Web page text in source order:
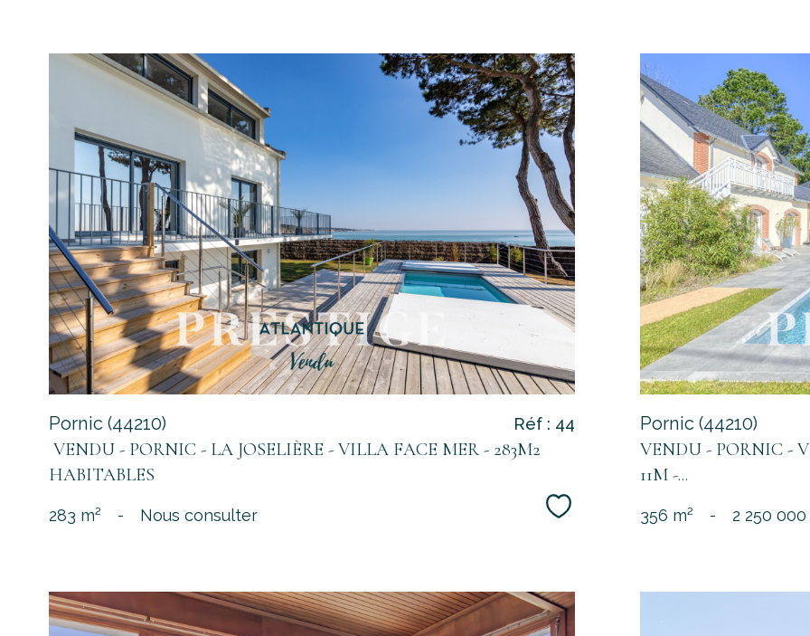
voir le
bien
Pornic (44210)
VENDU - PORNIC - LA JOSELIÈRE - VILLA FACE MER - 283M2
HABITABLES
Réf : 44
283 m² - Nous consulter Sélectionner
Pornic (44210)
VENDU - PORNIC -
11M -...
356 m² - 2 250